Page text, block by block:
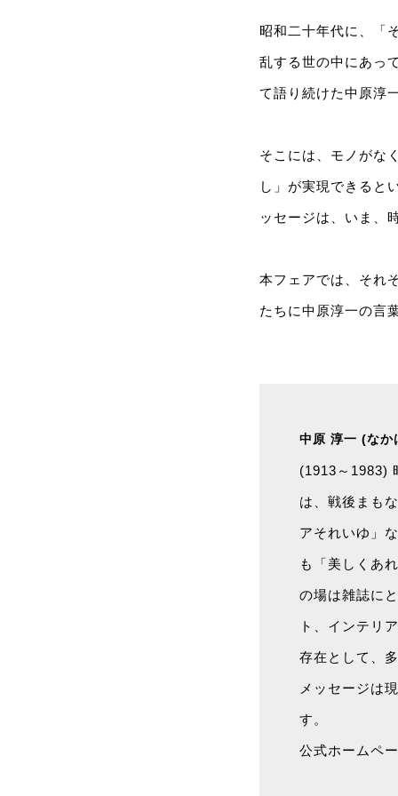
昭和二十年代に、「
乱する世の中にあっ
て語り続けた中原淳一
そこには、モノがな
し」が実現できると
ッセージは、いま、
本フェアでは、それ
たちに中原淳一の言
中原 淳一 (なか
(1913～1983)
は、戦後まも
アそれいゆ」
も「美しくあ
の場は雑誌に
ト、インテリ
存在として、
メッセージは
す。
公式ホームペ